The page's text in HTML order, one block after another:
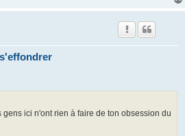
gens ici n'ont rien à faire de ton obsession du